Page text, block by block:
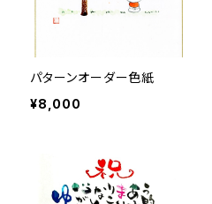
パターンオーダー色紙
¥8,000